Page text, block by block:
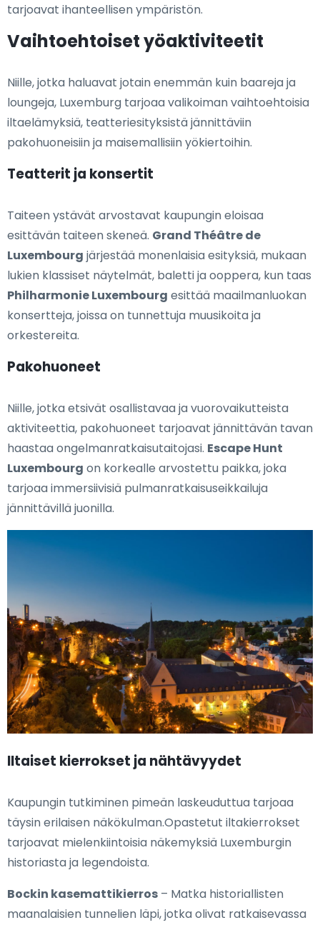
tarjoavat ihanteellisen ympäristön.
Vaihtoehtoiset yöaktiviteetit
Niille, jotka haluavat jotain enemmän kuin baareja ja
loungeja, Luxemburg tarjoaa valikoiman vaihtoehtoisia
iltaelämyksiä, teatteriesityksistä jännittäviin
pakohuoneisiin ja maisemallisiin yökiertoihin.
Teatterit ja konsertit
Taiteen ystävät arvostavat kaupungin eloisaa
esittävän taiteen skeneä. Grand Théâtre de
Luxembourg järjestää monenlaisia esityksiä, mukaan
lukien klassiset näytelmät, baletti ja ooppera, kun taas
Philharmonie Luxembourg esittää maailmanluokan
konsertteja, joissa on tunnettuja muusikoita ja
orkestereita.
Pakohuoneet
Niille, jotka etsivät osallistavaa ja vuorovaikutteista
aktiviteettia, pakohuoneet tarjoavat jännittävän tavan
haastaa ongelmanratkaisutaitojasi. Escape Hunt
Luxembourg on korkealle arvostettu paikka, joka
tarjoaa immersiivisiä pulmanratkaisuseikkailuja
jännittävillä juonilla.
Iltaiset kierrokset ja nähtävyydet
Kaupungin tutkiminen pimeän laskeuduttua tarjoaa
täysin erilaisen näkökulman.Opastetut iltakierrokset
tarjoavat mielenkiintoisia näkemyksiä Luxemburgin
historiasta ja legendoista.
Bockin kasemattikierros – Matka historiallisten
maanalaisien tunnelien läpi, jotka olivat ratkaisevassa